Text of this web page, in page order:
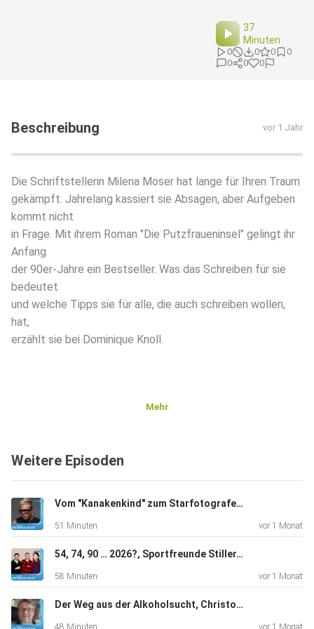
37
Minuten
0 0 0
0
0
0 0
Beschreibung vor 1 Jahr
Die Schriftstellerin Milena Moser hat lange für Ihren Traum
gekämpft. Jahrelang kassiert sie Absagen, aber Aufgeben
kommt nicht
in Frage. Mit ihrem Roman "Die Putzfraueninsel" gelingt ihr
Anfang
der 90er-Jahre ein Bestseller. Was das Schreiben für sie
bedeutet
und welche Tipps sie für alle, die auch schreiben wollen,
hat,
erzählt sie bei Dominique Knoll.
Mehr
Weitere Episoden
Vom "Kanakenkind" zum Starfotografen, Luigi, Toscano, Fotograf, "Die Bilder wecken direkt eine Emotion"
51 Minuten vor 1 Monat
54, 74, 90 … 2026?, Sportfreunde Stiller, "Die Band hält uns jung und neugierig"
58 Minuten vor 1 Monat
Der Weg aus der Alkoholsucht, Christoph Peters, Schriftsteller, "Ich kannte mich als Erwachsener quasi nur betrunken"
48 Minuten vor 1 Monat